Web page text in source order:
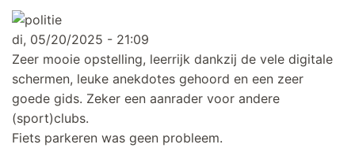
di, 05/20/2025 - 21:09
Zeer mooie opstelling, leerrijk dankzij de vele digitale
schermen, leuke anekdotes gehoord en een zeer
goede gids. Zeker een aanrader voor andere
(sport)clubs.
Fiets parkeren was geen probleem.